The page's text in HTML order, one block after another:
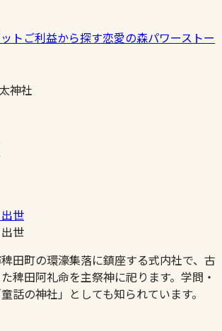
トご利益から探す恋愛の森パワーストー
神社
世
世
田町の環濠集落に鎮座する式内社で、古
稗田阿礼命を主祭神に祀ります。学問・
話の神社」としても知られています。